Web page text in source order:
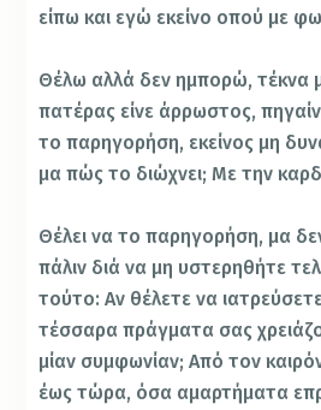
είπω και εγώ εκείνο οπού με
Θέλω αλλά δεν ημπορώ, τέκνα
πατέρας είνε άρρωστος,
το παρηγορήση, εκείνος μη
μα πώς το διώχνει; Με την
Θέλει να το παρηγορήση, μα
πάλιν διά να μη υστερηθήτε
τούτο: Αν θέλετε να
τέσσαρα πράγματα σας
μίαν συμφωνίαν; Από τον
έως τώρα, όσα αμαρτήματα